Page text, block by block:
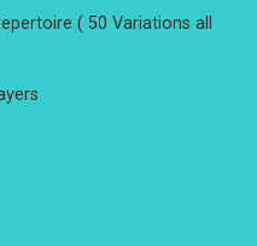
( 50 Variations all